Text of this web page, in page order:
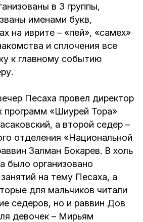
в 3 группы,
именами букв,
на иврите – «пей», «самех»
и сплочения все
к главному событию
Песаха провел директор
программ «Шиурей Тора»
а второй седер –
отделения «Национальной
Залман Бокарев. В холь
было организовано
на тему Песаха, а
для мальчиков читали
седеров, но и раввин Дов
девочек – Мирьям